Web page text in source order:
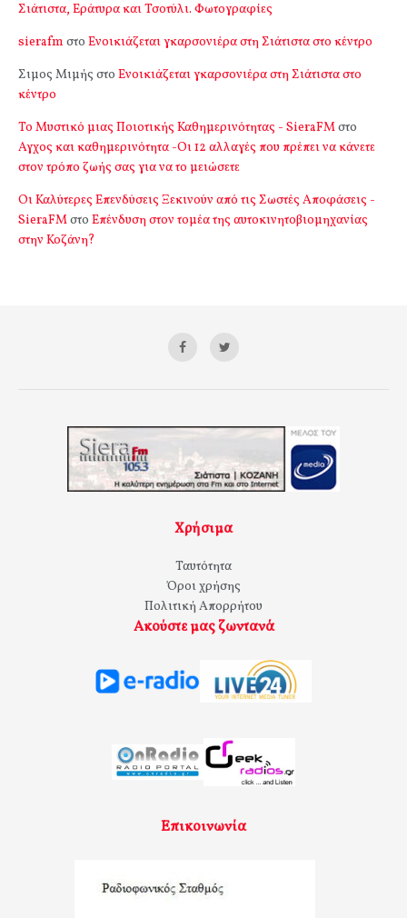
Σιάτιστα, Εράτυρα και Τσοτύλι. Φωτογραφίες
sierafm στο Ενοικιάζεται γκαρσονιέρα στη Σιάτιστα στο κέντρο
Σιμος Μιμής στο Ενοικιάζεται γκαρσονιέρα στη Σιάτιστα στο
κέντρο
Το Μυστικό μιας Ποιοτικής Καθημερινότητας - SieraFMστο
Αγχος και καθημερινότητα -Οι 12 αλλαγές που πρέπει να κάνετε
στον τρόπο ζωής σας για να το μειώσετε
Οι Καλύτερες Επενδύσεις Ξεκινούν από τις Σωστές Αποφάσεις -
SieraFMστο Επένδυση στον τομέα της αυτοκινητοβιομηχανίας
στην Κοζάνη?
Χρήσιμα
Ταυτότητα
Όροι χρήσης
Πολιτική Απορρήτου
Ακούστε μας ζωντανά
Επικοινωνία